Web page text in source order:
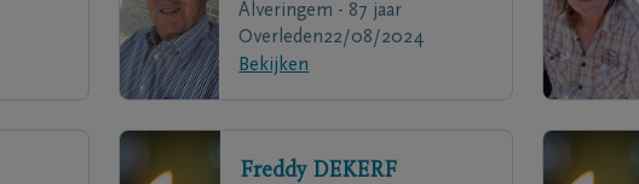
Alveringem - 87 jaar
Overleden22/08/2024
Bekijken
Freddy DEKERF